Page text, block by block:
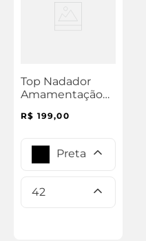
Top Nadador
Amamentação
Protetora Comfy
R$ 199,00
Preta
42